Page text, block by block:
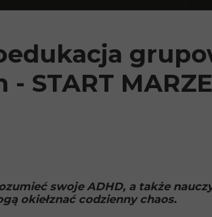
swoje ADHD, a także
okiełznać codzienny chaos.
START